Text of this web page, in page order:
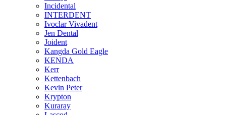
Incidental
INTERDENT
Ivoclar Vivadent
Jen Dental
Joident
Kangda Gold Eagle
KENDA
Kerr
Kettenbach
Kevin Peter
Krypton
Kuraray